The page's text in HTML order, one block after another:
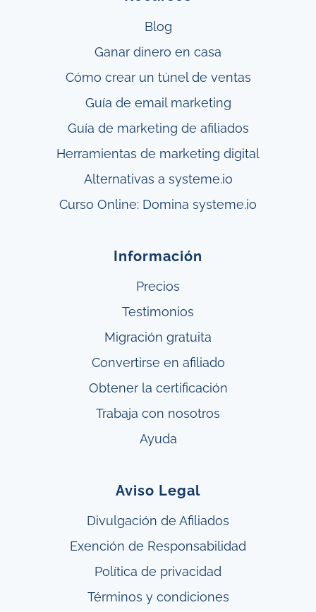
Blog
Ganar dinero en casa
Cómo crear un túnelde ventas
Guía de email marketing
Guía de marketing de afiliados
Herramientas de marketing digital
Alternativas a systeme.io
Curso Online: Domina systeme.io
Información
Precios
Testimonios
Migración gratuita
Convertirse en afiliado
Obtenerla certificación
Trabaja con nosotros
Ayuda
Aviso Legal
Divulgación de Afiliados
Exención de Responsabilidad
Política de privacidad
Términos y condiciones